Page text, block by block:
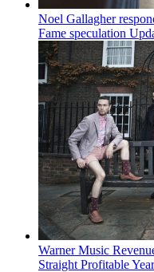
Noel Gallagher
Fame speculation
Warner Music
Straight Profitable